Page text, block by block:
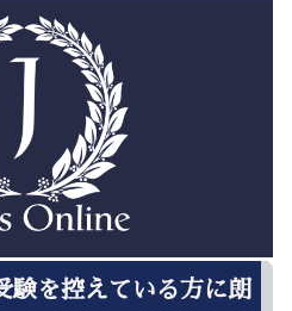
を控えている方に朗